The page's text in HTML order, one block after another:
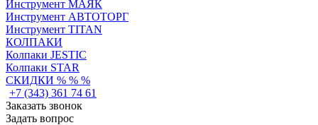
Инструмент МАЯК
Инструмент АВТОТОРГ
Инструмент TITAN
КОЛПАКИ
Колпаки JESTIC
Колпаки STAR
СКИДКИ % % %
+7 (343) 361 74 61
Заказать звонок
Задать вопрос